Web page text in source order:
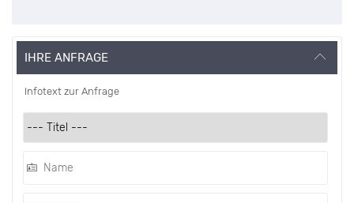
IHRE ANFRAGE
Infotext zur Anfrage